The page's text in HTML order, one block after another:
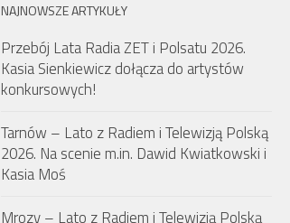
NAJNOWSZE ARTYKUŁY
Przebój Lata Radia ZET i Polsatu 2026.
Kasia Sienkiewicz dołącza do artystów
konkursowych!
Tarnów – Lato z Radiem i Telewizją Polską
2026. Na scenie m.in. Dawid Kwiatkowski i
Kasia Moś
Mrozy – Lato z Radiem i Telewizją Polską